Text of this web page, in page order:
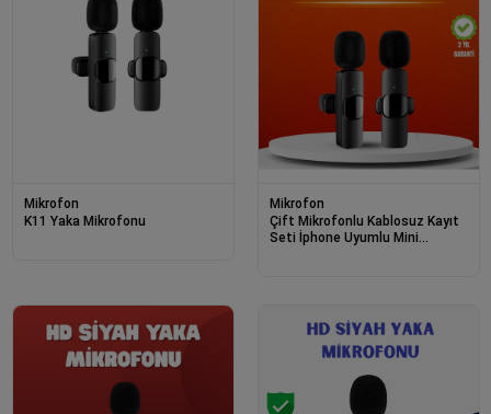
Mikrofon
K11 Yaka Mikrofonu
Mikrofon
Çift Mikrofonlu Kablosuz Kayıt
Seti İphone Uyumlu Mini